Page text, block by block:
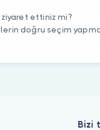
ziyaret ettiniz mi?
doğru seçim
Bizi